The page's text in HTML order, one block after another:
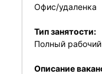
Офис/удаленка
Тип занятости:
Полный
Описание